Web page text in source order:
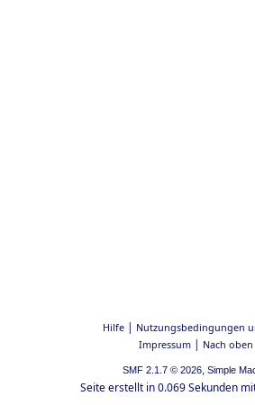
Hilfe| Nutzungsbedingungen
Impressum| Nach
SMF 2.1.7 © 2026, Simple
Seite erstellt in 0.069 Sekunden